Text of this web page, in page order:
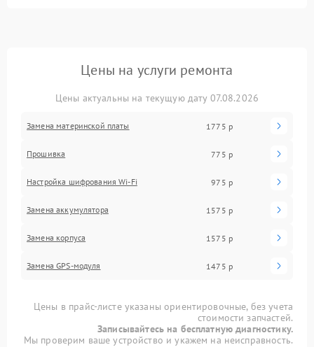
Цены на услуги ремонта
Цены актуальны на текущую дату 07.08.2026
Замена материнской платы 1775 р
Прошивка 775 р
Настройка шифрования Wi-Fi 975 р
Замена аккумулятора 1575 р
Замена корпуса 1575 р
Замена GPS-модуля 1475 р
Цены в прайс-листе указаны ориентировочные, без учета
стоимости запчастей.
Записывайтесь на бесплатную диагностику.
Мы проверим ваше устройство и укажем на неисправность.